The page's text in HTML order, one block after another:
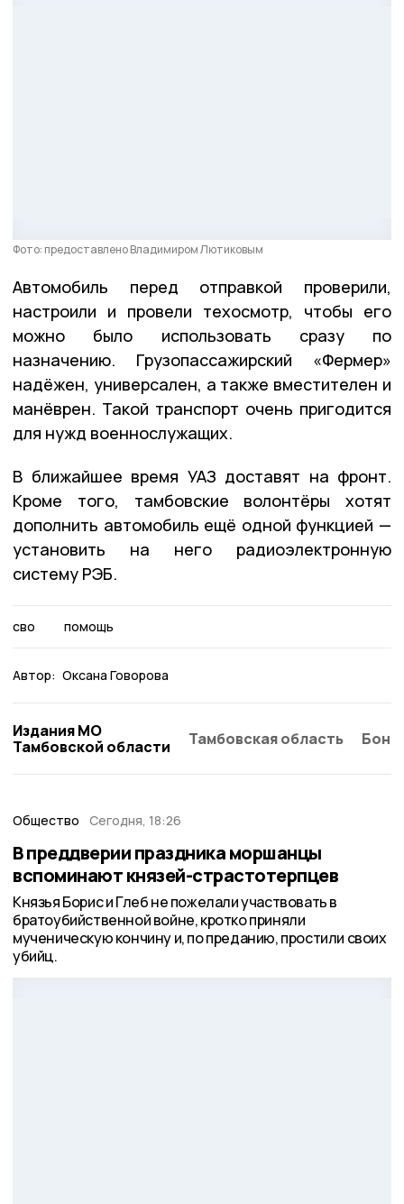
Фото: предоставлено Владимиром Лютиковым
Автомобиль перед отправкой проверили,
настроили и провели техосмотр, чтобы его
можно было использовать сразу по
назначению. Грузопассажирский «Фермер»
надёжен, универсален, а также вместителен и
манёврен. Такой транспорт очень пригодится
для нужд военнослужащих.
В ближайшее время УАЗ доставят на фронт.
Кроме того, тамбовские волонтёры хотят
дополнить автомобиль ещё одной функцией —
установить на него радиоэлектронную
систему РЭБ.
сво помощь
Автор: Оксана Говорова
Издания МО
Тамбовской области
Тамбовская область
Общество Сегодня, 18:26
В преддверии праздника моршанцы
вспоминают князей-страстотерпцев
Князья Борис и Глеб не пожелали участвовать в
братоубийственной войне, кротко приняли
мученическую кончину и, по преданию, простили своих
убийц.